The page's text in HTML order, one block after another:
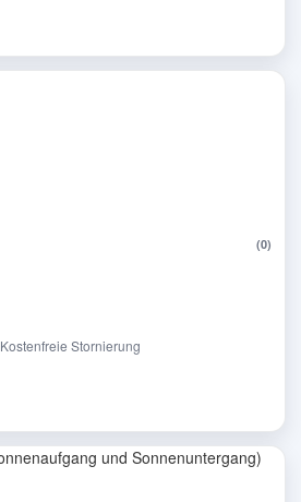
(0)
Kostenfreie Stornierung